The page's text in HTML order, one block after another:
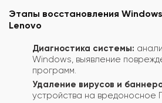
Этапы восстановления
Lenovo
Диагностика системы:
Windows, выявление
программ.
Удаление вирусов и
устройства на вредоносное